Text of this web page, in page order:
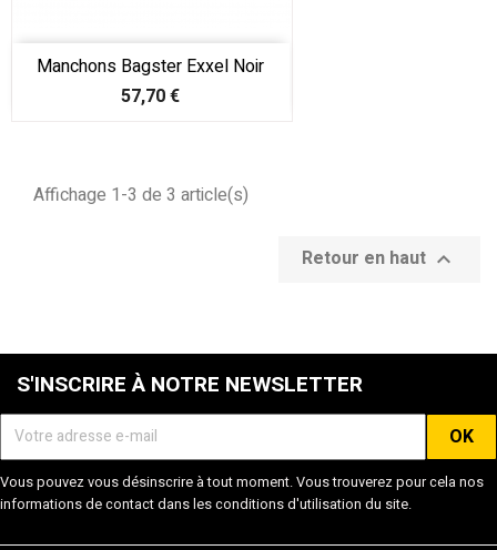
Manchons Bagster Exxel Noir
Prix
57,70 €
Affichage 1-3 de 3 article(s)
Retour en haut 
S'INSCRIRE À NOTRE NEWSLETTER
Vous pouvez vous désinscrire à tout moment. Vous trouverez pour cela nos
informations de contact dans les conditions d'utilisation du site.